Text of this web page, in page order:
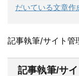
だいている文章作
記事執筆/サイト管
記事執筆/サ